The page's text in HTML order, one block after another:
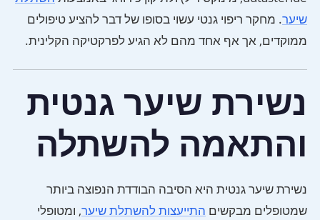
שיער. מחקר ריפוי גנטי עשוי בסופו של דבר להציע טיפולים
ממוקדים, אך אף אחד מהם לא הגיע לפרקטיקה הקלינית.
נשירת שיער גנטית
והתאמה להשתלה
נשירת שיער גנטית היא הסיבה הבודדת הנפוצה ביותר
שמטופלים מבקשים התייעצות להשתלת שיער, ומטופלי